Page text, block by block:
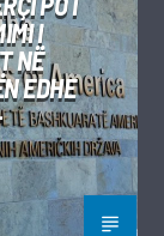
I
NË
EDHE